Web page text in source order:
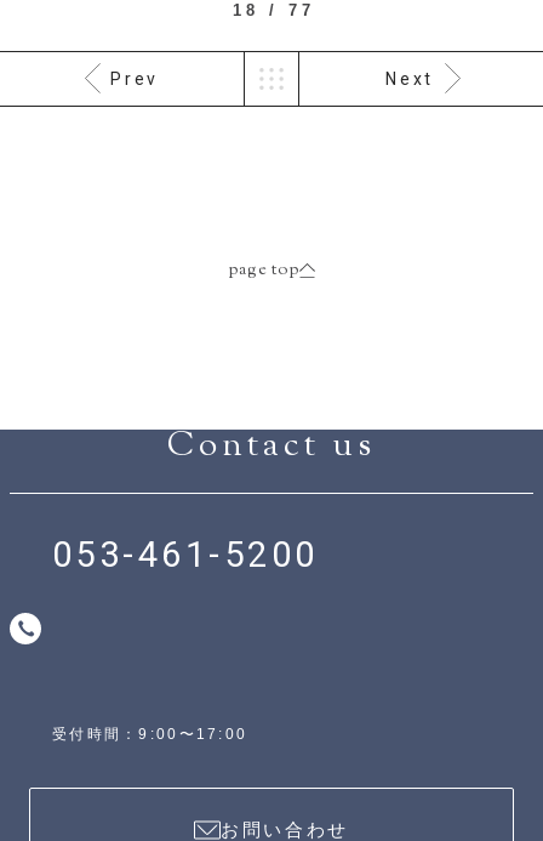
18 / 77
Prev Next
page top
Contact us
053-461-5200
受付時間：9:00〜17:00
お問い合わせ